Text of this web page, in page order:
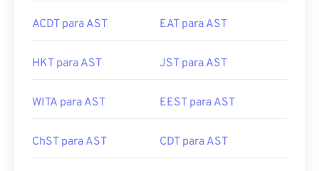
ACDT para AST EAT para AST
HKT para AST JST para AST
WITA para AST EEST para AST
ChST para AST CDT para AST